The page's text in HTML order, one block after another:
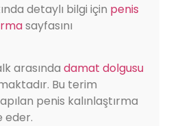
detaylı bilgi için penis
sayfasını
arasında damat dolgusu
Bu terim
penis kalınlaştırma
eder.